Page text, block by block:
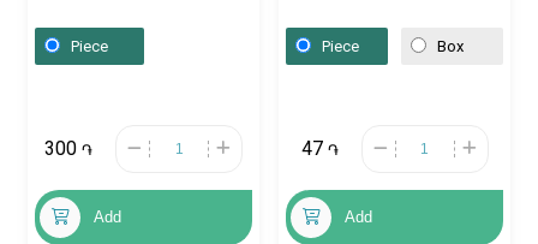
Piece
300 ֏
Add
Վենգրիա
Piece Box
47 ֏
Add